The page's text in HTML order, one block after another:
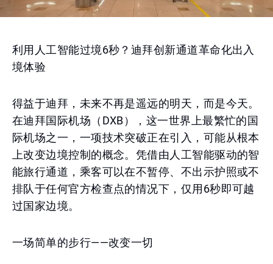
利用人工智能过境6秒？迪拜创新通道革命化出入
境体验
得益于迪拜，未来不再是遥远的明天，而是今天。
在迪拜国际机场（DXB），这一世界上最繁忙的国
际机场之一，一项技术突破正在引入，可能从根本
上改变边境控制的概念。凭借由人工智能驱动的智
能旅行通道，乘客可以在不暂停、不出示护照或不
排队于任何官方检查点的情况下，仅用6秒即可越
过国家边境。
一场简单的步行——改变一切